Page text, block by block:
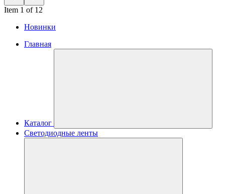
Item 1 of 12
Новинки
Главная
Каталог
Светодиодные ленты